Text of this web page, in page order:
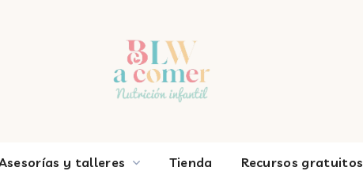
y talleres Tienda Recursos gratuitos